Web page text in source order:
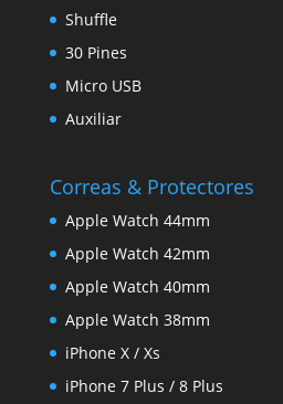
Shuffle
30 Pines
Micro USB
Auxiliar
Correas & Protectores
Apple Watch 44mm
Apple Watch 42mm
Apple Watch 40mm
Apple Watch 38mm
iPhone X / Xs
iPhone 7 Plus / 8 Plus